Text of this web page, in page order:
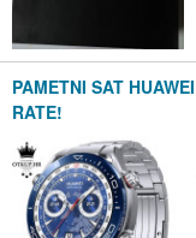
PAMETNI SAT
RATE!